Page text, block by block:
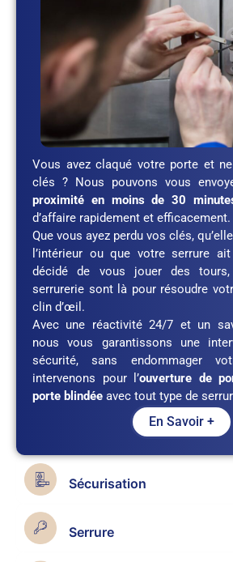
Vous avez claqué votre porte et
clés ? Nous pouvons vous
proximité en moins de 30
d’affaire rapidement et efficacement.
Que vous ayez perdu vos clés,
l’intérieur ou que votre serrure
décidé de vous jouer des
serrurerie sont là pour résoudre
clin d’œil.
Avec une réactivité 24/7 et un
nous vous garantissons une
sécurité, sans endommager
intervenons pour l’ouverture de
porte blindée avec tout type de
En Savoir +
Sécurisation
Serrure